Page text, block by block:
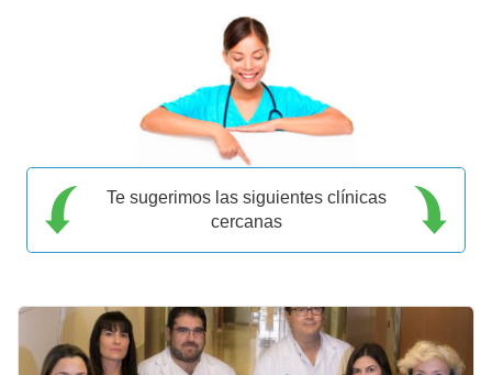
Te sugerimos las siguientes clínicas
cercanas